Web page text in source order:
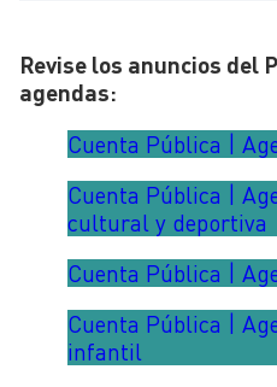
Revise los anuncios del
agendas:
Cuenta Pública |
Cuenta Pública |
cultural y deportiva
Cuenta Pública |
Cuenta Pública |
infantil